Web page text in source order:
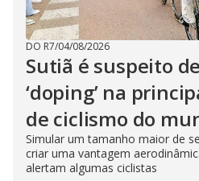
DO R7/04/08/2026
Sutiã é suspeito
‘doping’ na
de ciclismo do
Simular um tamanho maior de
criar uma vantagem
alertam algumas ciclistas